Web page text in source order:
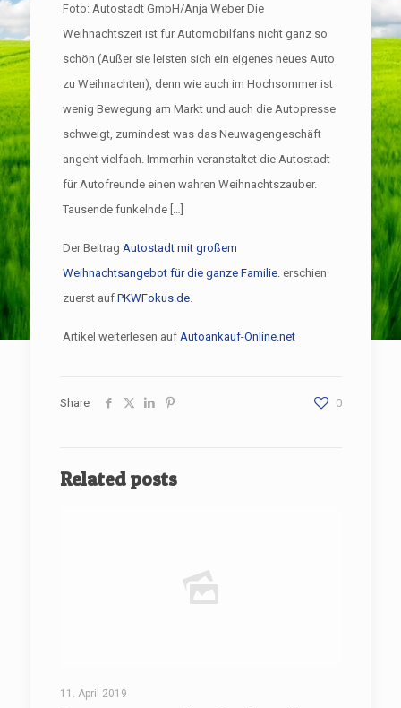
Foto: Autostadt GmbH/Anja Weber Die
Weihnachtszeit ist für Automobilfans nicht ganz so
schön (Außer sie leisten sich ein eigenes neues Auto
zu Weihnachten), denn wie auch im Hochsommer ist
wenig Bewegung am Markt und auch die Autopresse
schweigt, zumindest was das Neuwagengeschäft
angeht vielfach. Immerhin veranstaltet die Autostadt
für Autofreunde einen wahren Weihnachtszauber.
Tausende funkelnde […]
Der Beitrag Autostadt mit großem
Weihnachtsangebot für die ganze Familie.erschien
zuerst auf PKWFokus.de.
Artikel weiterlesen auf Autoankauf-Online.net
Share 0
Related posts
11. April 2019